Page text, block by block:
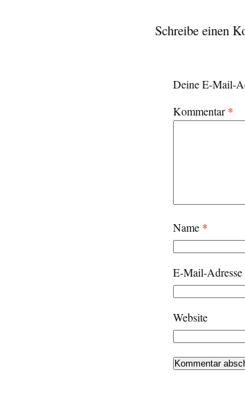
Schreibe einen
Deine E-Mail-
Kommentar*
Name *
E-Mail-Adresse
Website